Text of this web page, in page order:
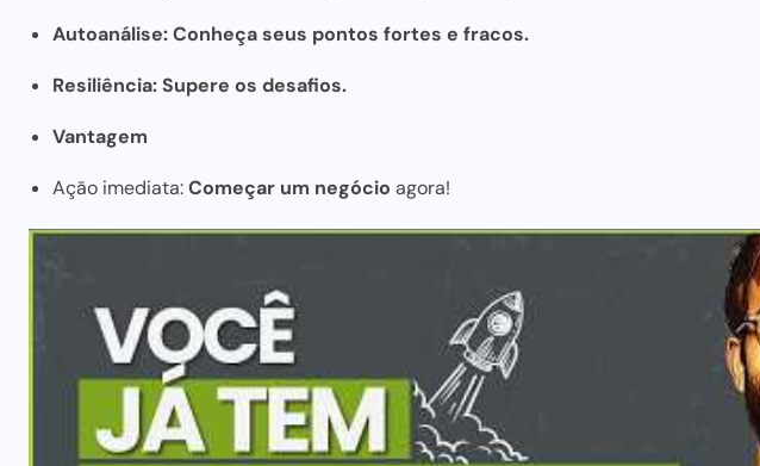
Autoanálise: Conheça seus pontos fortes e fracos.
Resiliência: Supere os desafios.
Vantagem
Ação imediata:Começar um negócio agora!